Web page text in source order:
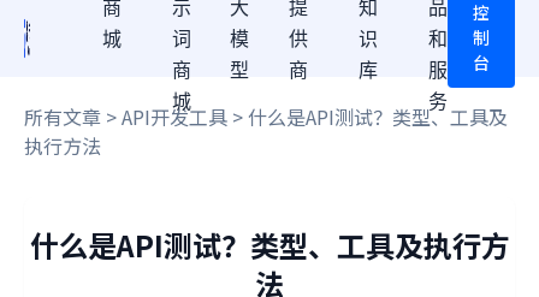
商
城
示
词
商
城
大
模
型
提
供
商
知
识
库
品
和
服
务
控
制
台
所有文章 >API开发工具 > 什么是API测试？类型、工具及
执行方法
什么是API测试？类型、工具及执行方
法